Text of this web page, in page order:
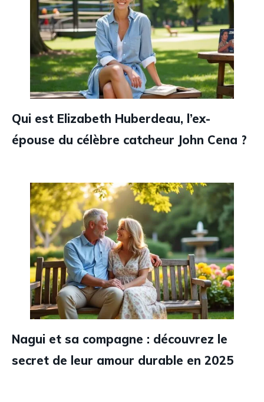
Qui est Elizabeth Huberdeau, l’ex-
épouse du célèbre catcheur John Cena ?
Nagui et sa compagne : découvrez le
secret de leur amour durable en 2025